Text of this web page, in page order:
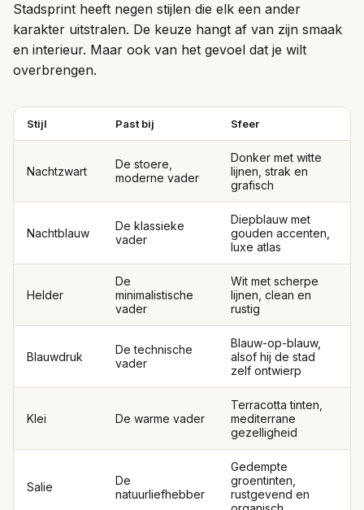
Stadsprint heeft negen stijlen die elk een ander
karakter uitstralen. De keuze hangt af van zijn smaak
en interieur. Maar ook van het gevoel dat je wilt
overbrengen.
Stijl Past bij Sfeer
Nachtzwart
De stoere,
moderne vader
Donker met witte
lijnen, strak en
grafisch
Nachtblauw
De klassieke
vader
Diepblauw met
gouden accenten,
luxe atlas
Helder
De
minimalistische
vader
Wit met scherpe
lijnen, clean en
rustig
Blauwdruk
De technische
vader
Blauw-op-blauw,
alsof hij de stad
zelf ontwierp
Klei De warme vader
Terracotta tinten,
mediterrane
gezelligheid
Salie
De
natuurliefhebber
Gedempte
groentinten,
rustgevend en